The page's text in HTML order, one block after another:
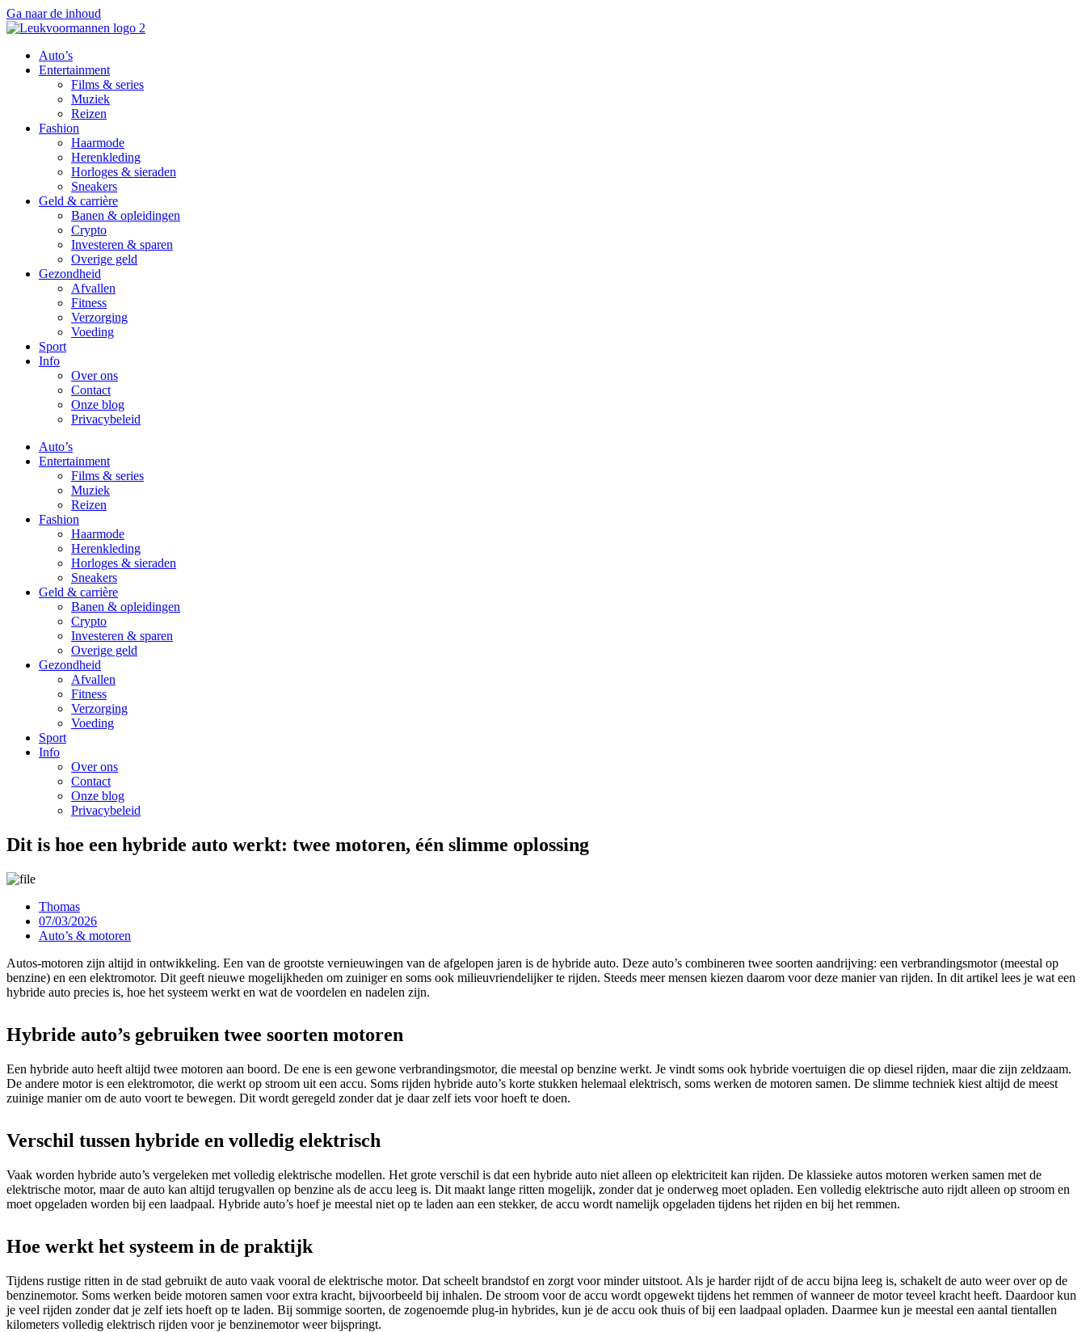
Ga naar de inhoud
Auto’s
Entertainment
Films & series
Muziek
Reizen
Fashion
Haarmode
Herenkleding
Horloges & sieraden
Sneakers
Geld & carrière
Banen & opleidingen
Crypto
Investeren & sparen
Overige geld
Gezondheid
Afvallen
Fitness
Verzorging
Voeding
Sport
Info
Over ons
Contact
Onze blog
Privacybeleid
Auto’s
Entertainment
Films & series
Muziek
Reizen
Fashion
Haarmode
Herenkleding
Horloges & sieraden
Sneakers
Geld & carrière
Banen & opleidingen
Crypto
Investeren & sparen
Overige geld
Gezondheid
Afvallen
Fitness
Verzorging
Voeding
Sport
Info
Over ons
Contact
Onze blog
Privacybeleid
Dit is hoe een hybride auto werkt: twee motoren, één slimme oplossing
Thomas
07/03/2026
Auto’s & motoren
Autos-motoren zijn altijd in ontwikkeling. Een van de grootste vernieuwingen van de afgelopen jaren is de hybride auto. Deze auto’s combineren twee soorten aandrijving: een verbrandingsmotor (meestal op
benzine) en een elektromotor. Dit geeft nieuwe mogelijkheden om zuiniger en soms ook milieuvriendelijker te rijden. Steeds meer mensen kiezen daarom voor deze manier van rijden. In dit artikel lees je wat een
hybride auto precies is, hoe het systeem werkt en wat de voordelen en nadelen zijn.
Hybride auto’s gebruiken twee soorten motoren
Een hybride auto heeft altijd twee motoren aan boord. De ene is een gewone verbrandingsmotor, die meestal op benzine werkt. Je vindt soms ook hybride voertuigen die op diesel rijden, maar die zijn zeldzaam.
De andere motor is een elektromotor, die werkt op stroom uit een accu. Soms rijden hybride auto’s korte stukken helemaal elektrisch, soms werken de motoren samen. De slimme techniek kiest altijd de meest
zuinige manier om de auto voort te bewegen. Dit wordt geregeld zonder dat je daar zelf iets voor hoeft te doen.
Verschil tussen hybride en volledig elektrisch
Vaak worden hybride auto’s vergeleken met volledig elektrische modellen. Het grote verschil is dat een hybride auto niet alleen op elektriciteit kan rijden. De klassieke autos motoren werken samen met de
elektrische motor, maar de auto kan altijd terugvallen op benzine als de accu leeg is. Dit maakt lange ritten mogelijk, zonder dat je onderweg moet opladen. Een volledig elektrische auto rijdt alleen op stroom en
moet opgeladen worden bij een laadpaal. Hybride auto’s hoef je meestal niet op te laden aan een stekker, de accu wordt namelijk opgeladen tijdens het rijden en bij het remmen.
Hoe werkt het systeem in de praktijk
Tijdens rustige ritten in de stad gebruikt de auto vaak vooral de elektrische motor. Dat scheelt brandstof en zorgt voor minder uitstoot. Als je harder rijdt of de accu bijna leeg is, schakelt de auto weer over op de
benzinemotor. Soms werken beide motoren samen voor extra kracht, bijvoorbeeld bij inhalen. De stroom voor de accu wordt opgewekt tijdens het remmen of wanneer de motor teveel kracht heeft. Daardoor kun
je veel rijden zonder dat je zelf iets hoeft op te laden. Bij sommige soorten, de zogenoemde plug-in hybrides, kun je de accu ook thuis of bij een laadpaal opladen. Daarmee kun je meestal een aantal tientallen
kilometers volledig elektrisch rijden voor je benzinemotor weer bijspringt.